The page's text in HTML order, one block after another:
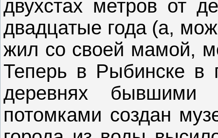
двухстах метров от
двадцатые года (а,
жил со своей мамой,
Теперь в Рыбинске в
деревнях
потомками создан